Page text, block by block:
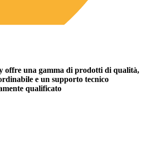
offre una gamma di prodotti di qualità,
e un supporto tecnico
qualificato